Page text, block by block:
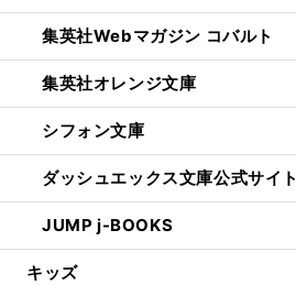
集英社Webマガジン コバルト
集英社オレンジ文庫
シフォン文庫
ダッシュエックス文庫公式サイト
JUMP j-BOOKS
キッズ